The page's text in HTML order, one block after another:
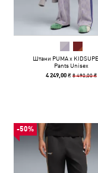
Штани PUMA x
Pants Unisex
4 249,00 ₴8 490,00 ₴
-50%